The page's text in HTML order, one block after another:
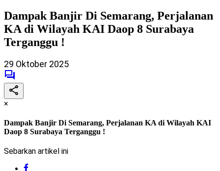
Dampak Banjir Di Semarang, Perjalanan
KA di Wilayah KAI Daop 8 Surabaya
Terganggu !
29 Oktober 2025
×
Dampak Banjir Di Semarang, Perjalanan KA di Wilayah KAI
Daop 8 Surabaya Terganggu !
Sebarkan artikel ini